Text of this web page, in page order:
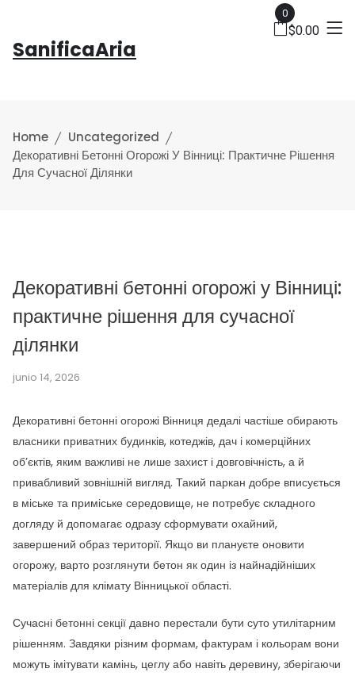
SanificaAria
0
$0.00
Home
Uncategorized
Декоративні Бетонні Огорожі У Вінниці: Практичне Рішення
Для Сучасної Ділянки
Декоративні бетонні огорожі у Вінниці:
практичне рішення для сучасної
ділянки
junio 14, 2026
Декоративні бетонні огорожі Вінниця дедалі частіше обирають
власники приватних будинків, котеджів, дач і комерційних
об’єктів, яким важливі не лише захист і довговічність, а й
привабливий зовнішній вигляд. Такий паркан добре вписується
в міське та приміське середовище, не потребує складного
догляду й допомагає одразу сформувати охайний,
завершений образ території. Якщо ви плануєте оновити
огорожу, варто розглянути бетон як один із найнадійніших
матеріалів для клімату Вінницької області.
Сучасні бетонні секції давно перестали бути суто утилітарним
рішенням. Завдяки різним формам, фактурам і кольорам вони
можуть імітувати камінь, цеглу або навіть деревину, зберігаючи